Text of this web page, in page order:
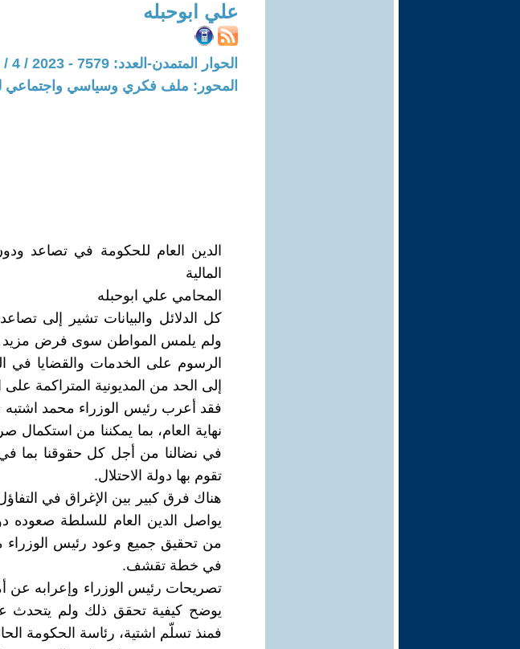
علي ابوحبله
الحوار المتمدن-العدد: 7579 - 2023 / 4 / 12 - 17:46
المحور: ملف فكري وسياسي واجتماعي
الدين العام للحكومة في تصاعد
المالية
المحامي علي ابوحبله
كل الدلائل والبيانات تشير إلى
ولم يلمس المواطن سوى فرض مزيد
الرسوم على الخدمات والقضايا
إلى الحد من المديونية المتراكمة
فقد أعرب رئيس الوزراء محمد اشتبه
نهاية العام، بما يمكننا من
في نضالنا من أجل كل حقوقنا بما في
تقوم بها دولة الاحتلال.
هناك فرق كبير بين الإغراق في
يواصل الدين العام للسلطة
من تحقيق جميع وعود رئيس
في خطة تقشف.‏
تصريحات رئيس الوزراء وإعرابه عن
يوضح كيفية تحقق ذلك ولم